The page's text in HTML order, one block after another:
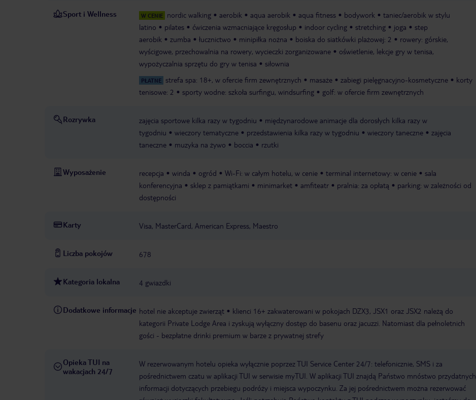
Sport i Wellness W CENIE nordic walking aerobik aqua aerobik aqua fitness bodywork
taniec/aerobik w stylu
latino
pilates ćwiczenia wzmacniające kręgosłup indoor cycling stretching joga
step
aerobik
zumba łucznictwo minipiłka nożna boiska do siatkówki plażowej: 2
rowery: górskie,
wyścigowe, przechowalnia na rowery, wycieczki zorganizowane
oświetlenie, lekcje gry w tenisa,
wypożyczalnia sprzętu do gry w tenisa
siłownia
PŁATNE strefa spa: 18+, w ofercie firm zewnętrznych masaże zabiegi pielęgnacyjno-kosmetyczne
korty
tenisowe: 2
sporty wodne: szkoła surfingu, windsurfing golf: w ofercie firm zewnętrznych
Rozrywka zajęcia sportowe kilka razy w tygodniu
międzynarodowe animacje dla dorosłych kilka razy w
tygodniu
wieczory tematyczne przedstawienia kilka razy w tygodniu wieczory taneczne
zajęcia
taneczne
muzyka na żywo boccia rzutki
Wyposażenie recepcja winda ogród Wi-Fi: w całym hotelu, w cenie terminal internetowy: w cenie
sala
konferencyjna
sklep z pamiątkami minimarket amfiteatr pralnia: za opłatą
parking: w zależności od
dostępności
Karty Visa, MasterCard, American Express, Maestro
Liczba pokojów 678
Kategoria lokalna 4 gwiazdki
Dodatkowe informacje hotel nie akceptuje zwierząt
klienci 16+ zakwaterowani w pokojach DZX3, JSX1 oraz JSX2 należą do
kategorii Private Lodge Area i zyskują wyłączny dostęp do basenu oraz jacuzzi. Natomiast dla pełnoletnich
gości - bezpłatne drinki premium w barze z prywatnej strefy
Opieka TUI na
wakacjach 24/7
W rezerwowanym hotelu opieka wyłącznie poprzez TUI Service Center 24/7: telefonicznie, SMS i za
pośrednictwem czatu w aplikacji TUI w serwisie myTUI. W aplikacji TUI znajdą Państwo mnóstwo przydatnych
informacji dotyczących przebiegu podróży i miejsca wypoczynku. Za jej pośrednictwem można rezerwować